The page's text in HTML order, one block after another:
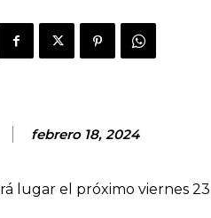
febrero 18, 2024
lugar el próximo viernes